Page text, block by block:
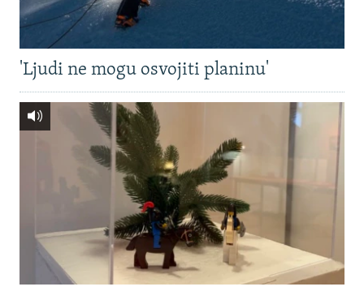
'Ljudi ne mogu osvojiti planinu'